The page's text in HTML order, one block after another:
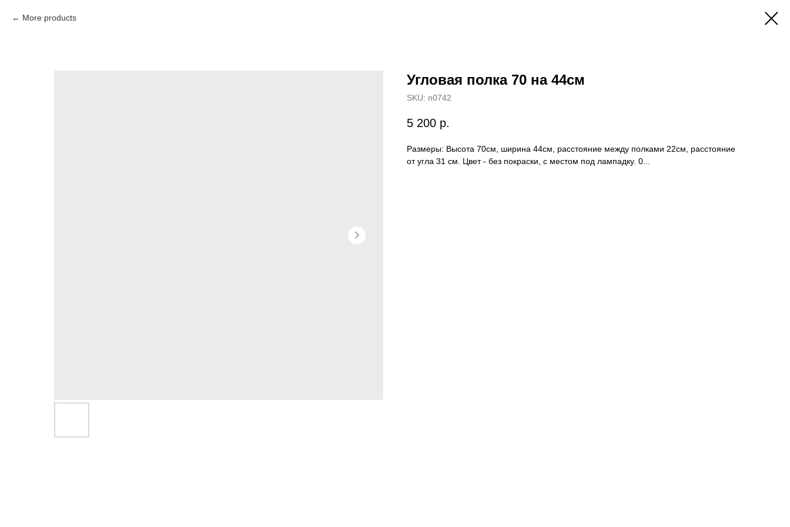
More products
Угловая полка 70 на 44см
SKU: n0742
5 200 р.
Размеры: Высота 70см, ширина 44см, расстояние между полками 22см, расстояние
от угла 31 см. Цвет - без покраски, с местом под лампадку. 0...